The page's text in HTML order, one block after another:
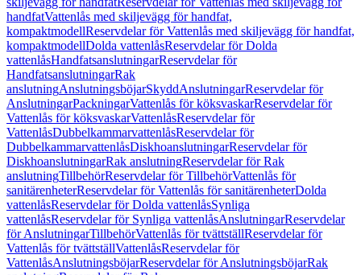
handfatVattenlås med skiljevägg för handfat,
kompaktmodellReservdelar för Vattenlås med skiljevägg för handfat,
kompaktmodellDolda vattenlåsReservdelar för Dolda
vattenlåsHandfatsanslutningarReservdelar för
HandfatsanslutningarRak
anslutningAnslutningsböjarSkyddAnslutningarReservdelar för
AnslutningarPackningarVattenlås för köksvaskarReservdelar för
Vattenlås för köksvaskarVattenlåsReservdelar för
VattenlåsDubbelkammarvattenlåsReservdelar för
DubbelkammarvattenlåsDiskhoanslutningarReservdelar för
DiskhoanslutningarRak anslutningReservdelar för Rak
anslutningTillbehörReservdelar för TillbehörVattenlås för
sanitärenheterReservdelar för Vattenlås för sanitärenheterDolda
vattenlåsReservdelar för Dolda vattenlåsSynliga
vattenlåsReservdelar för Synliga vattenlåsAnslutningarReservdelar
för AnslutningarTillbehörVattenlås för tvättställReservdelar för
Vattenlås för tvättställVattenlåsReservdelar för
VattenlåsAnslutningsböjarReservdelar för AnslutningsböjarRak